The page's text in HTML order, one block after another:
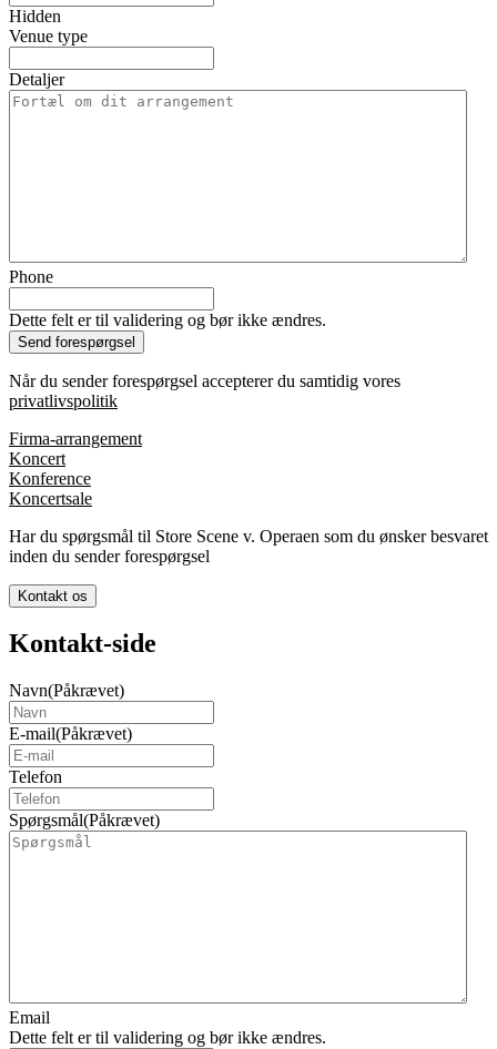
Hidden
Venue type
Detaljer
Phone
Dette felt er til validering og bør ikke ændres.
Når du sender forespørgsel accepterer du samtidig vores
privatlivspolitik
Firma-arrangement
Koncert
Konference
Koncertsale
Har du spørgsmål til Store Scene v. Operaen som du ønsker besvaret
inden du sender forespørgsel
Kontakt os
Kontakt-side
Navn(Påkrævet)
E-mail(Påkrævet)
Telefon
Spørgsmål(Påkrævet)
Email
Dette felt er til validering og bør ikke ændres.